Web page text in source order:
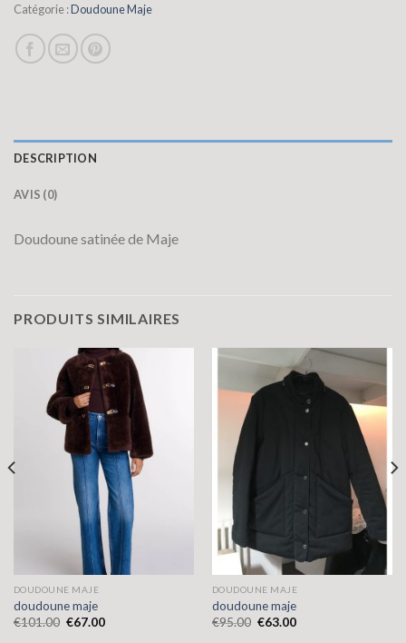
Catégorie :Doudoune Maje
DESCRIPTION
AVIS (0)
Doudoune satinée de Maje
PRODUITS SIMILAIRES
DOUDOUNE MAJE
doudoune maje
€101.00 €67.00
DOUDOUNE MAJE
doudoune maje
€95.00 €63.00